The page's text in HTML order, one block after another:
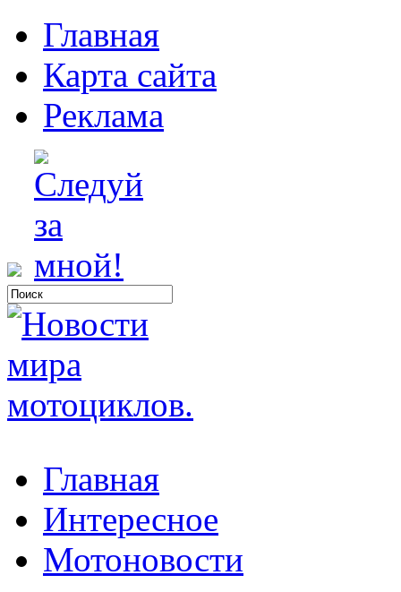
Главная
Карта сайта
Реклама
Главная
Интересное
Мотоновости